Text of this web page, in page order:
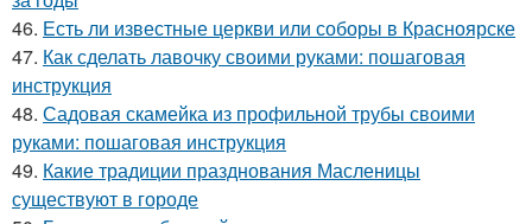
46. Есть ли известные церкви или соборы в Красноярске
47. Как сделать лавочку своими руками: пошаговая
инструкция
48. Садовая скамейка из профильной трубы своими
руками: пошаговая инструкция
49. Какие традиции празднования Масленицы
существуют в городе